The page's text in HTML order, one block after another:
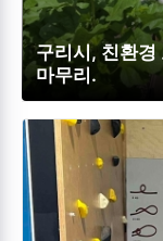
구리시, 친환경
마무리.